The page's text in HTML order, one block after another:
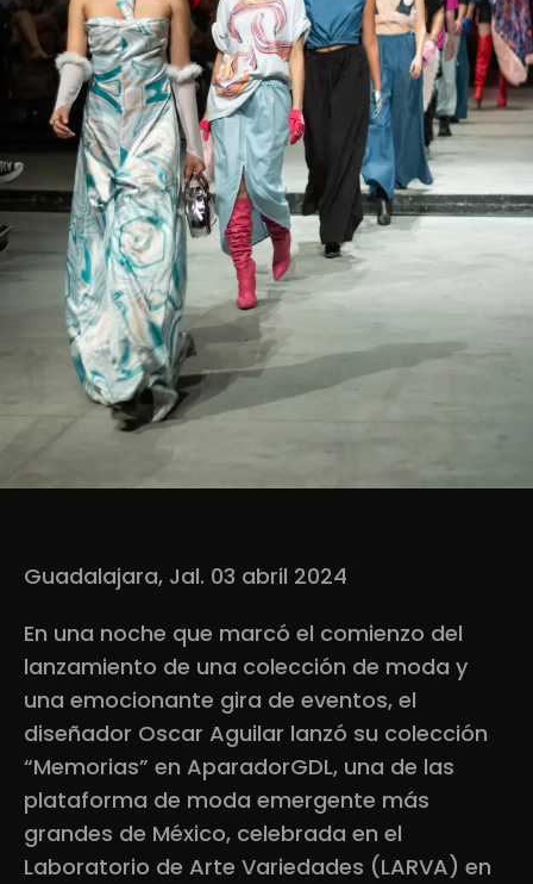
Guadalajara, Jal. 03 abril 2024
En una noche que marcó el comienzo del
lanzamiento de una colección de moda y
una emocionante gira de eventos, el
diseñador Oscar Aguilar lanzó su colección
“Memorias” en AparadorGDL, una de las
plataforma de moda emergente más
grandes de México, celebrada en el
Laboratorio de Arte Variedades (LARVA) en